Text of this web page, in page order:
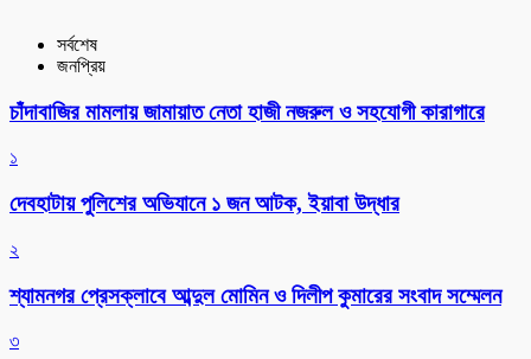
সর্বশেষ
জনপ্রিয়
চাঁদাবাজির মামলায় জামায়াত নেতা হাজী নজরুল ও সহযোগী কারাগারে
১
দেবহাটায় পুলিশের অভিযানে ১ জন আটক, ইয়াবা উদ্ধার
২
শ্যামনগর প্রেসক্লাবে আব্দুল মোমিন ও দিলীপ কুমারের সংবাদ সম্মেলন
৩